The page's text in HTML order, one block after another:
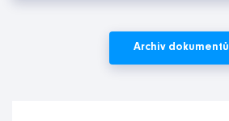
Archiv dokumentů